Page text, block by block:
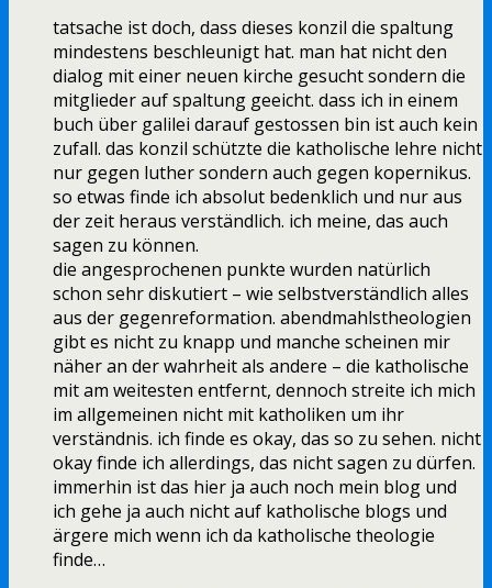
tatsache ist doch, dass dieses konzil die spaltung
mindestens beschleunigt hat. man hat nicht den
dialog mit einer neuen kirche gesucht sondern die
mitglieder auf spaltung geeicht. dass ich in einem
buch über galilei darauf gestossen bin ist auch kein
zufall. das konzil schützte die katholische lehre nicht
nur gegen luther sondern auch gegen kopernikus.
so etwas finde ich absolut bedenklich und nur aus
der zeit heraus verständlich. ich meine, das auch
sagen zu können.
die angesprochenen punkte wurden natürlich
schon sehr diskutiert – wie selbstverständlich alles
aus der gegenreformation. abendmahlstheologien
gibt es nicht zu knapp und manche scheinen mir
näher an der wahrheit als andere – die katholische
mit am weitesten entfernt, dennoch streite ich mich
im allgemeinen nicht mit katholiken um ihr
verständnis. ich finde es okay, das so zu sehen. nicht
okay finde ich allerdings, das nicht sagen zu dürfen.
immerhin ist das hier ja auch noch mein blog und
ich gehe ja auch nicht auf katholische blogs und
ärgere mich wenn ich da katholische theologie
finde…